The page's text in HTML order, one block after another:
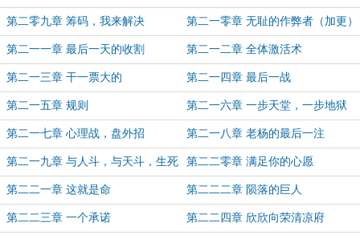
第二零九章 筹码，我来解决 第二一零章 无耻的作弊者（加更）
第二一一章 最后一天的收割 第二一二章 全体激活术
第二一三章 干一票大的 第二一四章 最后一战
第二一五章 规则 第二一六章 一步天堂，一步地狱
第二一七章 心理战，盘外招 第二一八章 老杨的最后一注
第二一九章 与人斗，与天斗，生死
一注
第二二零章 满足你的心愿
第二二一章 这就是命 第二二二章 陨落的巨人
第二二三章 一个承诺 第二二四章 欣欣向荣清凉府